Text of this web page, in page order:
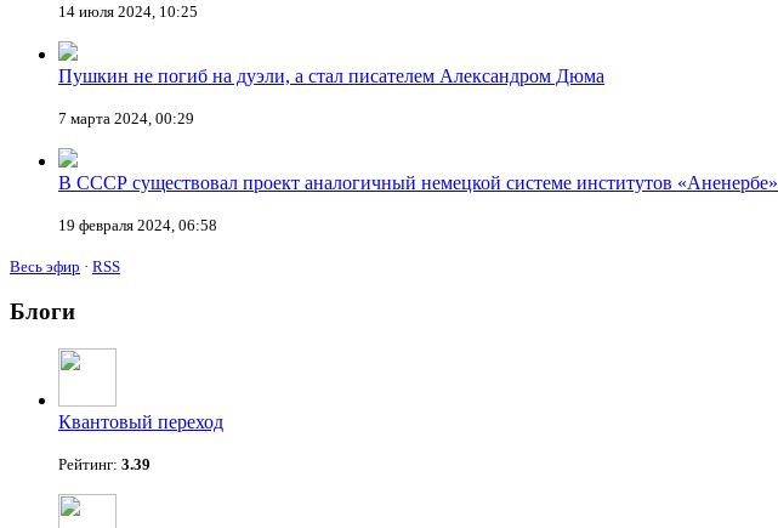
14 июля 2024, 10:25
Пушкин не погиб на дуэли, а стал писателем Александром Дюма
7 марта 2024, 00:29
В СССР существовал проект аналогичный немецкой системе институтов «Аненербе»
19 февраля 2024, 06:58
Весь эфир · RSS
Блоги
Квантовый переход
Рейтинг: 3.39